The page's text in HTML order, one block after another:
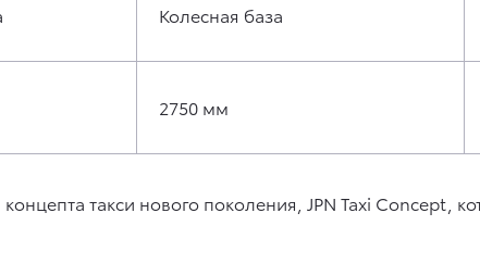
Колесная база
2750 мм
такси нового поколения, JPN Taxi Concept,